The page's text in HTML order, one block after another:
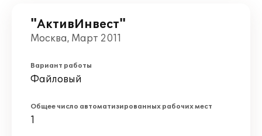
"АктивИнвест"
Москва, Март 2011
Вариант работы
Файловый
Общее число автоматизированных рабочих мест
1